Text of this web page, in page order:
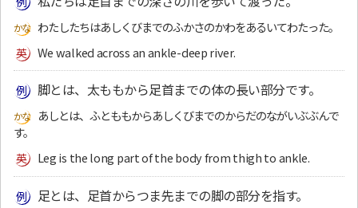
わたしたちはあしくびまでのふかさのかわをあるいてわたった。
We walked across an ankle-deep river.
脚とは、太ももから足首までの体の長い部分です。
あしとは、ふとももからあしくびまでのからだのながいぶぶんで
す。
Leg is the long part of the body from thigh to ankle.
足とは、足首からつま先までの脚の部分を指す。